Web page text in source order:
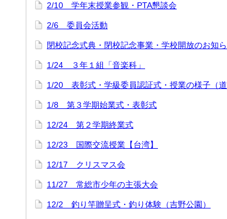
2/10 学年末授業参観・PTA懇談会
2/6 委員会活動
閉校記念式典・閉校記念事業・学校開放のお知
1/24 ３年１組「音楽科」
1/20 表彰式・学級委員認証式・授業の様子（道
1/8 第３学期始業式・表彰式
12/24 第２学期終業式
12/23 国際交流授業【台湾】
12/17 クリスマス会
11/27 常総市少年の主張大会
12/2 釣り竿贈呈式・釣り体験（吉野公園）